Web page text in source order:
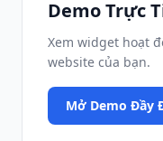
Demo Trực
Xem widget hoạt
website của bạn.
Mở Demo Đầy